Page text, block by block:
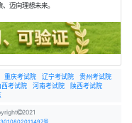
迈向理想未来。
重庆考试院 辽宁考试院
贵州考试院
西考试院 河南考试院
陕西考试院
2021